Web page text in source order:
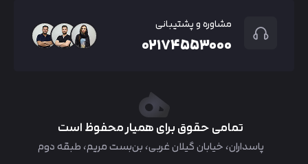
مشاوره و پشتیبانی
۰۲۱۷۴۵۵۳۰۰۰
تمامی حقوق برای همیار محفوظ است
پاسداران، خیابان گیلان غربی، بن‌بست مریم، طبقه دوم